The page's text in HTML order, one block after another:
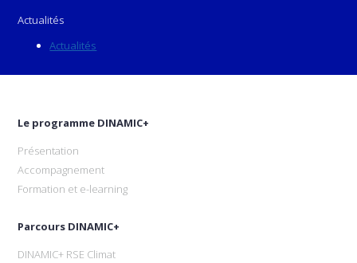
Actualités
Actualités
Le programme DINAMIC+
Présentation
Accompagnement
Formation et e-learning
Parcours DINAMIC+
DINAMIC+ RSE Climat